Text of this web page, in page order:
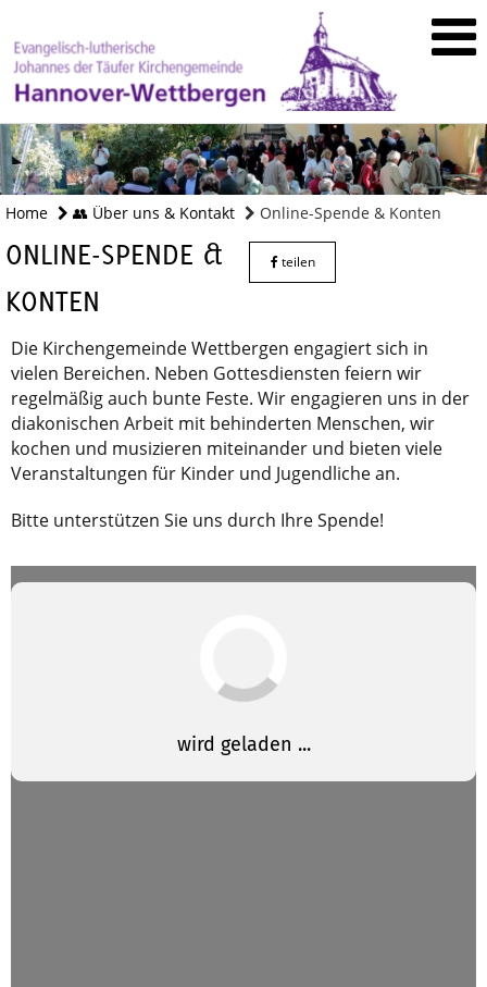
Home 👥 Über uns & Kontakt Online-Spende & Konten
ONLINE-SPENDE &
KONTEN
teilen
Die Kirchengemeinde Wettbergen engagiert sich in
vielen Bereichen. Neben Gottesdiensten feiern wir
regelmäßig auch bunte Feste. Wir engagieren uns in der
diakonischen Arbeit mit behinderten Menschen, wir
kochen und musizieren miteinander und bieten viele
Veranstaltungen für Kinder und Jugendliche an.
Bitte unterstützen Sie uns durch Ihre Spende!